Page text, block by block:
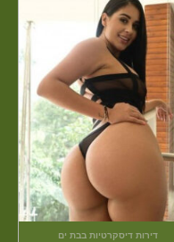
דירות דיסקרטיות בבת ים